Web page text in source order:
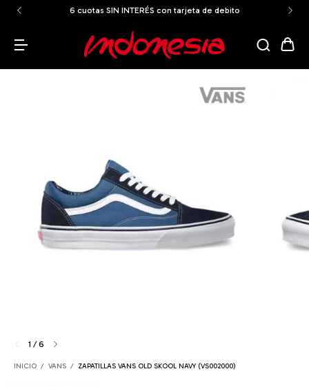
ENVÍOS GRATIS A TODO EL PAÍS a partir de los $159.999
1 /6
INICIO / VANS / ZAPATILLAS VANS OLD SKOOL NAVY (VS002000)